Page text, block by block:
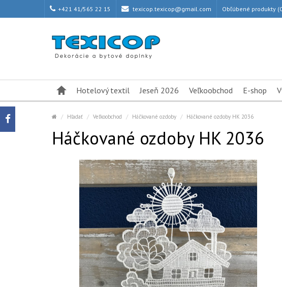
+421 41/565 22 15 texicop.texicop@gmail.com Obľúbené produkty
Hotelový textil Jeseň 2026 Veľkoobchod E-shop
Hľadať Veľkoobchod Háčkované ozdoby Háčkované ozdoby HK 2036
Háčkované ozdoby HK 2036